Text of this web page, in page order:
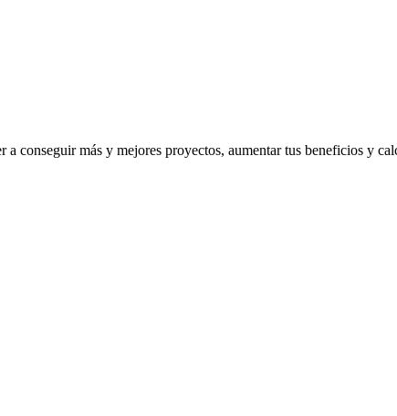
a conseguir más y mejores proyectos, aumentar tus beneficios y